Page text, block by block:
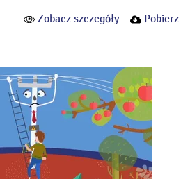
Zobacz szczegóły Pobierz